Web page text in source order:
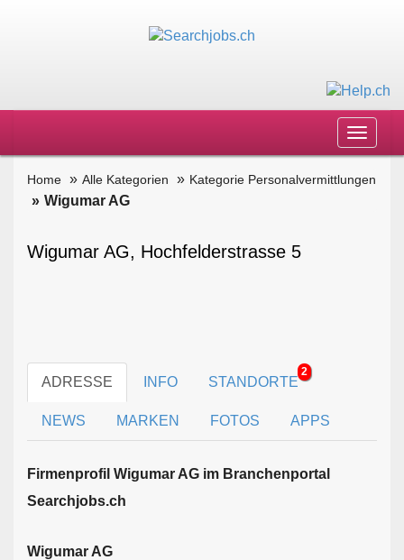
Toggle
Home Alle Kategorien Kategorie Personalvermittlungen
Wigumar AG
Wigumar AG, Hochfelderstrasse 5
ADRESSE INFO STANDORTE
2
NEWS MARKEN FOTOS APPS
Firmen­profil Wigumar AG im Branchen­portal
Searchjobs.ch
Wigumar AG